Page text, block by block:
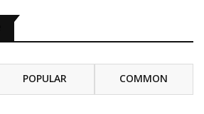
POPULAR COMMON